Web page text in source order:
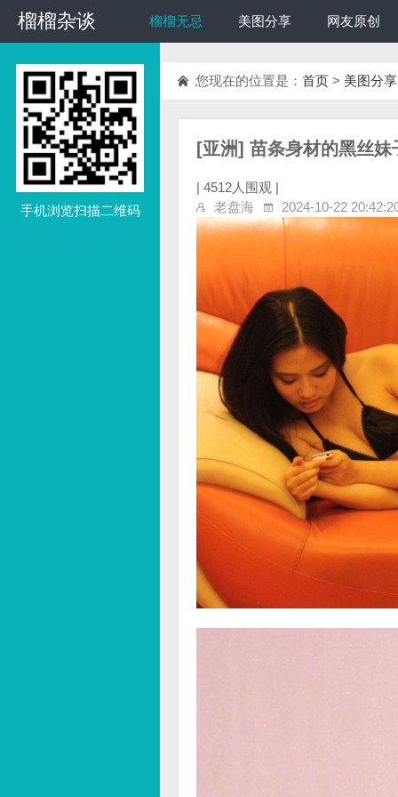
榴榴杂谈
榴榴杂谈 榴榴无忌 美图分享 网友原创
手机浏览扫描二维码
您现在的位置是： 首页 > 美图分享
[亚洲] 苗条身材的黑丝妹
| 4512人围观 |
老盘海
2024-10-22